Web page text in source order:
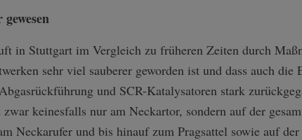
in Stuttgart im Vergleich zu früheren Zeiten durch
sehr viel sauberer geworden ist und dass auch die
und SCR-Katalysatoren stark
keinesfalls nur am Neckartor, sondern auf der
Neckarufer und bis hinauf zum Pragsattel sowie auf